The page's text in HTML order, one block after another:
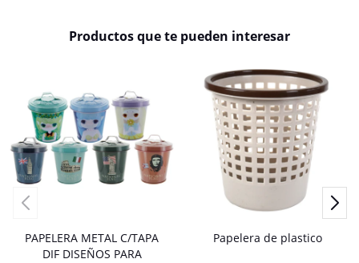
Productos que te pueden interesar
PAPELERA METAL C/TAPA
DIF DISEÑOS PARA
Papelera de plastico